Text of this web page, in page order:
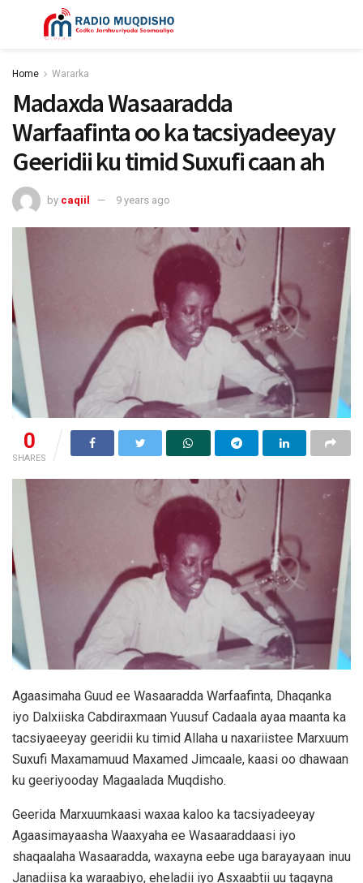
Home Wararka
Madaxda Wasaaradda
Warfaafinta oo ka tacsiyadeeyay
Geeridii ku timid Suxufi caan ah
by caqiil 9 years ago
0
SHARES
Agaasimaha Guud ee Wasaaradda Warfaafinta, Dhaqanka
iyo Dalxiiska Cabdiraxmaan Yuusuf Cadaala ayaa maanta ka
tacsiyaeeyay geeridii ku timid Allaha u naxariistee Marxuum
Suxufi Maxamamuud Maxamed Jimcaale, kaasi oo dhawaan
ku geeriyooday Magaalada Muqdisho.
Geerida Marxuumkaasi waxaa kaloo ka tacsiyadeeyay
Agaasimayaasha Waaxyaha ee Wasaaraddaasi iyo
shaqaalaha Wasaaradda, waxayna eebe uga barayayaan inuu
Janadiisa ka waraabiyo, eheladii iyo Asxaabtii uu tagayna